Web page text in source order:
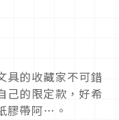
具的收藏家不可錯
己的限定款，好希
膠帶阿…。